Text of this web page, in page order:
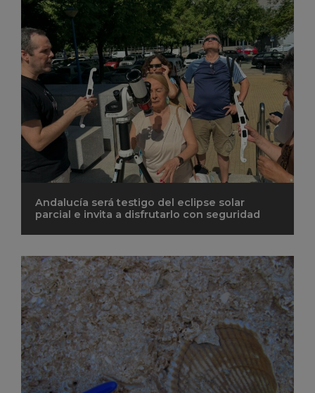
Andalucía será testigo del eclipse solar
parcial e invita a disfrutarlo con seguridad